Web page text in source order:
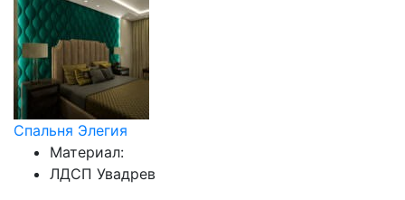
Спальня Элегия
Материал:
ЛДСП Увадрев